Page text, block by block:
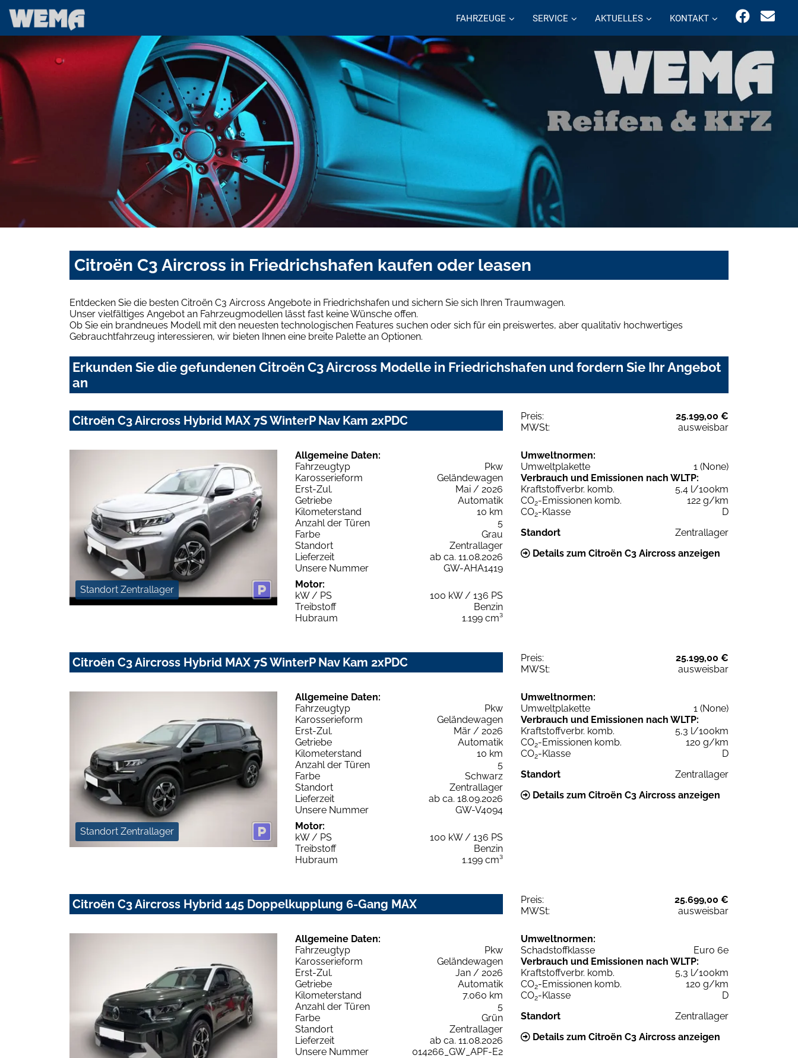
FAHRZEUGE SERVICE AKTUELLES KONTAKT
Citroën C3 Aircross in Friedrichshafen kaufen oder leasen
Entdecken Sie die besten Citroën C3 Aircross Angebote in Friedrichshafen und sichern Sie sich Ihren Traumwagen.
Unser vielfältiges Angebot an Fahrzeugmodellen lässt fast keine Wünsche offen.
Ob Sie ein brandneues Modell mit den neuesten technologischen Features suchen oder sich für ein preiswertes, aber qualitativ hochwertiges
Gebrauchtfahrzeug interessieren, wir bieten Ihnen eine breite Palette an Optionen.
Erkunden Sie die gefundenen Citroën C3 Aircross Modelle in Friedrichshafen und fordern Sie Ihr Angebot
an
Citroën C3 Aircross Hybrid MAX 7S WinterP Nav Kam 2xPDC Preis:
25.199,00 €
MWSt:
ausweisbar
Standort Zentrallager
Allgemeine Daten:
Fahrzeugtyp
Pkw
Karosserieform
Geländewagen
Erst-Zul.
Mai / 2026
Getriebe
Automatik
Kilometerstand
10 km
Anzahl der Türen
5
Farbe
Grau
Standort
Zentrallager
Lieferzeit
ab ca. 11.08.2026
Unsere Nummer
GW-AHA1419
Motor:
kW / PS
100 kW / 136 PS
Treibstoff
Benzin
Hubraum
1.199 cm³
Umweltnormen:
Umweltplakette
1 (None)
Verbrauch und Emissionen nach WLTP:
Kraftstoffverbr. komb.
5,4 l/100km
CO2-Emissionen komb.
122 g/km
CO2-Klasse
D
Standort
Zentrallager
Details zum Citroën C3 Aircross anzeigen
Citroën C3 Aircross Hybrid MAX 7S WinterP Nav Kam 2xPDC Preis:
25.199,00 €
MWSt:
ausweisbar
Standort Zentrallager
Allgemeine Daten:
Fahrzeugtyp
Pkw
Karosserieform
Geländewagen
Erst-Zul.
Mär / 2026
Getriebe
Automatik
Kilometerstand
10 km
Anzahl der Türen
5
Farbe
Schwarz
Standort
Zentrallager
Lieferzeit
ab ca. 18.09.2026
Unsere Nummer
GW-V4094
Motor:
kW / PS
100 kW / 136 PS
Treibstoff
Benzin
Hubraum
1.199 cm³
Umweltnormen:
Umweltplakette
1 (None)
Verbrauch und Emissionen nach WLTP:
Kraftstoffverbr. komb.
5,3 l/100km
CO2-Emissionen komb.
120 g/km
CO2-Klasse
D
Standort
Zentrallager
Details zum Citroën C3 Aircross anzeigen
Citroën C3 Aircross Hybrid 145 Doppelkupplung 6-Gang MAX Preis:
25.699,00 €
MWSt:
ausweisbar
Allgemeine Daten:
Fahrzeugtyp
Pkw
Karosserieform
Geländewagen
Erst-Zul.
Jan / 2026
Getriebe
Automatik
Kilometerstand
7.060 km
Anzahl der Türen
5
Farbe
Grün
Standort
Zentrallager
Lieferzeit
ab ca. 11.08.2026
Unsere Nummer
014266_GW_APF-E2
Umweltnormen:
Schadstoffklasse
Euro 6e
Verbrauch und Emissionen nach WLTP:
Kraftstoffverbr. komb.
5,3 l/100km
CO2-Emissionen komb.
120 g/km
CO2-Klasse
D
Standort
Zentrallager
Details zum Citroën C3 Aircross anzeigen